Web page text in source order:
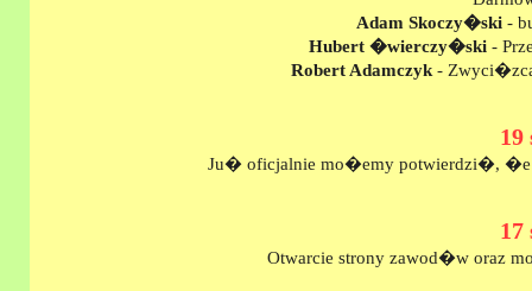
Adam Skoczy�ski-
Hubert �wierczy�ski-
Robert Adamczyk - Zwyci�zca
19
Ju� oficjalnie mo�emy potwierdzi�,
17
Otwarcie strony zawod�w oraz